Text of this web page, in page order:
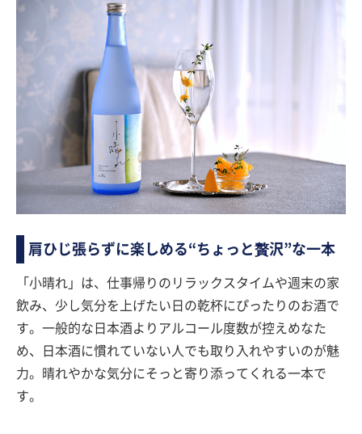
肩ひじ張らずに楽しめる“ちょっと贅沢”な一本
「小晴れ」は、仕事帰りのリラックスタイムや週末の家
飲み、少し気分を上げたい日の乾杯にぴったりのお酒で
す。一般的な日本酒よりアルコール度数が控えめなた
め、日本酒に慣れていない人でも取り入れやすいのが魅
力。晴れやかな気分にそっと寄り添ってくれる一本で
す。